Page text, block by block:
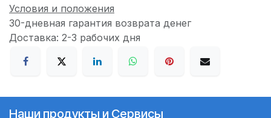
Условия и положения
30-дневная гарантия возврата денег
Доставка: 2-3 рабочих дня
Наши продукты и Сервисы